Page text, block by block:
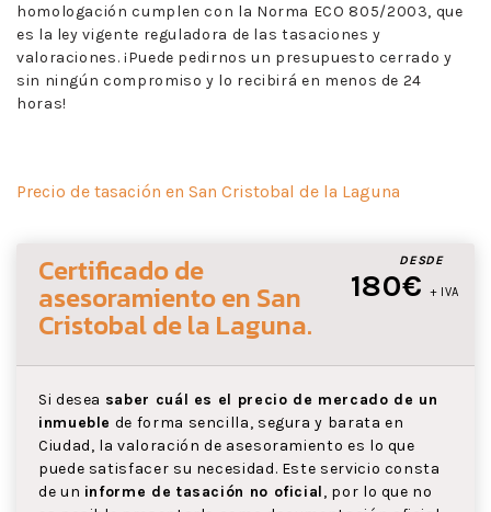
homologación cumplen con la Norma ECO 805/2003, que
es la ley vigente reguladora de las tasaciones y
valoraciones. ¡Puede pedirnos un presupuesto cerrado y
sin ningún compromiso y lo recibirá en menos de 24
horas!
Precio de tasación en San Cristobal de la Laguna
DESDE
180€ + IVA
Certificado de
asesoramientoen San
Cristobal de la Laguna.
Si desea saber cuál es el precio de mercado de un
inmueble de forma sencilla, segura y barata en
Ciudad, la valoración de asesoramiento es lo que
puede satisfacer su necesidad. Este servicio consta
de un informe de tasación no oficial, por lo que no